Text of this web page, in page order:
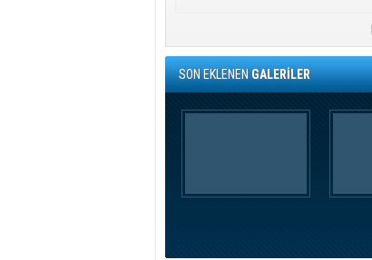
SON EKLENENGALERİLER